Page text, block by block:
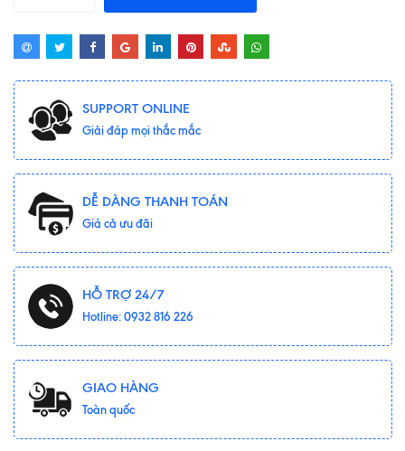
SUPPORT ONLINE
Giải đáp mọi thắc mắc
DỄ DÀNG THANH TOÁN
Giá cả ưu đãi
HỖ TRỢ 24/7
Hotline: 0932 816 226
GIAO HÀNG
Toàn quốc